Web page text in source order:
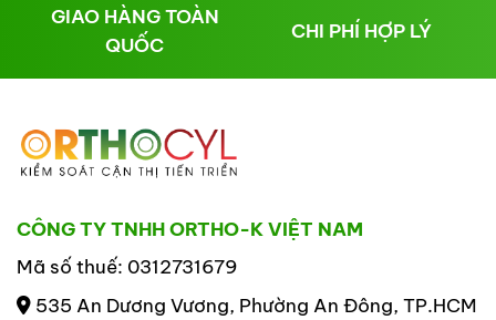
GIAO HÀNG TOÀN
QUỐC
CHI PHÍ HỢP LÝ
CÔNG TY TNHH ORTHO-K VIỆT NAM
Mã số thuế: 0312731679
535 An Dương Vương, Phường An Đông, TP.HCM